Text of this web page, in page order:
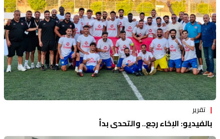
تقرير
بالفيديو: الإخاء رجع.. والتحدي بدأ